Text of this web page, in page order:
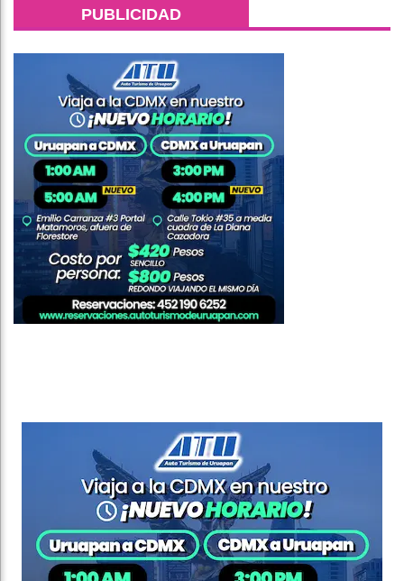
PUBLICIDAD